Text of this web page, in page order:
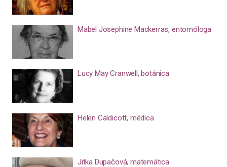
Mabel Josephine Mackerras, entomóloga
Lucy May Cranwell, botánica
Helen Caldicott, médica
Jitka Dupačová, matemática